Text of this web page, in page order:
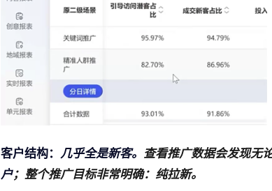
客户结构： 几乎全是新客。 查看推广数据会发现无
户；整个推广目标非常明确：纯拉新。